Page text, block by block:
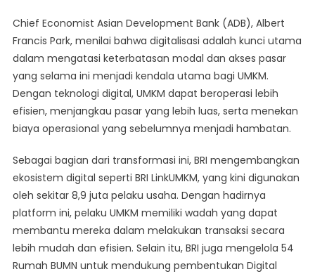
Chief Economist Asian Development Bank (ADB), Albert
Francis Park, menilai bahwa digitalisasi adalah kunci utama
dalam mengatasi keterbatasan modal dan akses pasar
yang selama ini menjadi kendala utama bagi UMKM.
Dengan teknologi digital, UMKM dapat beroperasi lebih
efisien, menjangkau pasar yang lebih luas, serta menekan
biaya operasional yang sebelumnya menjadi hambatan.
Sebagai bagian dari transformasi ini, BRI mengembangkan
ekosistem digital seperti BRI LinkUMKM, yang kini digunakan
oleh sekitar 8,9 juta pelaku usaha. Dengan hadirnya
platform ini, pelaku UMKM memiliki wadah yang dapat
membantu mereka dalam melakukan transaksi secara
lebih mudah dan efisien. Selain itu, BRI juga mengelola 54
Rumah BUMN untuk mendukung pembentukan Digital